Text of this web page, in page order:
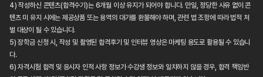
4) 작성하신 콘텐츠(합격수기)는 6개월 이상 유지가 되어야 합니다. 만일, 정당한 사유 없이 콘
텐츠 미 유지 시에는 제공상품 또는 용역의 대가를 환불해야 하며, 관련 법 조항에 따라 법적 처
벌 대상이 될 수 있습니다.
5) 장학금 신청 시, 작성 및 촬영된 합격후기 및 인터뷰 영상은 마케팅 용도로 활용될 수 있습니
다.
6) 자격시험 합격 및 응시자 인적 사항 정보가 수강생 정보와 일치하지 않을 경우, 합격 책임반